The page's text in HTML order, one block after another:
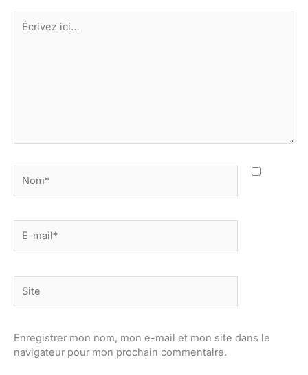
Écrivez
ici…
mail*
Enregistrer mon nom, mon e-mail et mon site dans le
navigateur pour mon prochain commentaire.